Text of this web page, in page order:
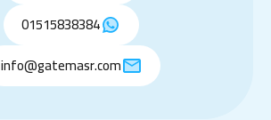
01515838384
info@gatemasr.com